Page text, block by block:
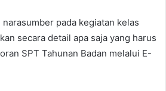
pada kegiatan kelas
secara detail apa saja yang harus
SPT Tahunan Badan melalui E-